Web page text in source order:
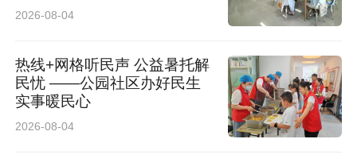
2026-08-04
热线+网格听民声 公益暑托解
民忧 ——公园社区办好民生
实事暖民心
2026-08-04